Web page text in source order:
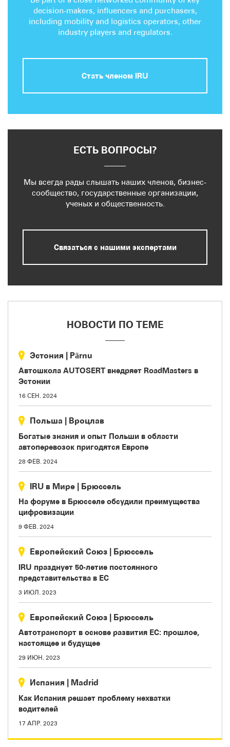
decision-makers, influencers and purchasers,
including mobility and logistics operators, other
industry players and regulators.
Стать членом IRU
ЕСТЬ ВОПРОСЫ?
Мы всегда рады слышать наших членов, бизнес-
сообщество, государственные организации,
ученых и общественность.
Связаться с нашими экспертами
НОВОСТИ ПО ТЕМЕ
Эстония | Pärnu
Автошкола AUTOSERT внедряет RoadMasters в
Эстонии
16 СЕН. 2024
Польша | Вроцлав
Богатые знания и опыт Польши в области
автоперевозок пригодятся Европе
28 ФЕВ. 2024
IRU в Мире | Брюссель
На форуме в Брюсселе обсудили преимущества
цифровизации
9 ФЕВ. 2024
Европейский Союз | Брюссель
IRU празднует 50-летие постоянного
представительства в ЕС
3 ИЮЛ. 2023
Европейский Союз | Брюссель
Автотранспорт в основе развития ЕС: прошлое,
настоящее и будущее
29 ИЮН. 2023
Испания | Madrid
Как Испания решает проблему нехватки
водителей
17 АПР. 2023